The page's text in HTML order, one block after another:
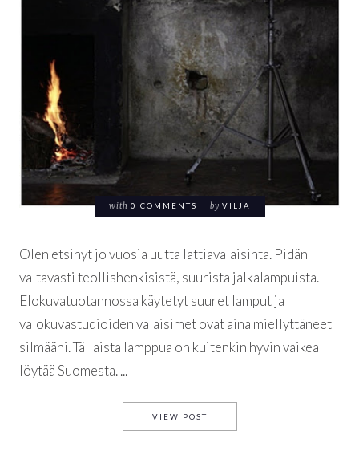
with 0 COMMENTS by VILJA
Olen etsinyt jo vuosia uutta lattiavalaisinta. Pidän
valtavasti teollishenkisistä, suurista jalkalampuista.
Elokuvatuotannossa käytetyt suuret lamput ja
valokuvastudioiden valaisimet ovat aina miellyttäneet
silmääni. Tällaista lamppua on kuitenkin hyvin vaikea
löytää Suomesta. ...
VIEW POSTIKUISUUSPROJEKTI: